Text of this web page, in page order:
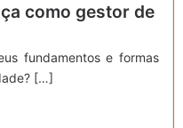
como gestor de
fundamentos e formas
[…]